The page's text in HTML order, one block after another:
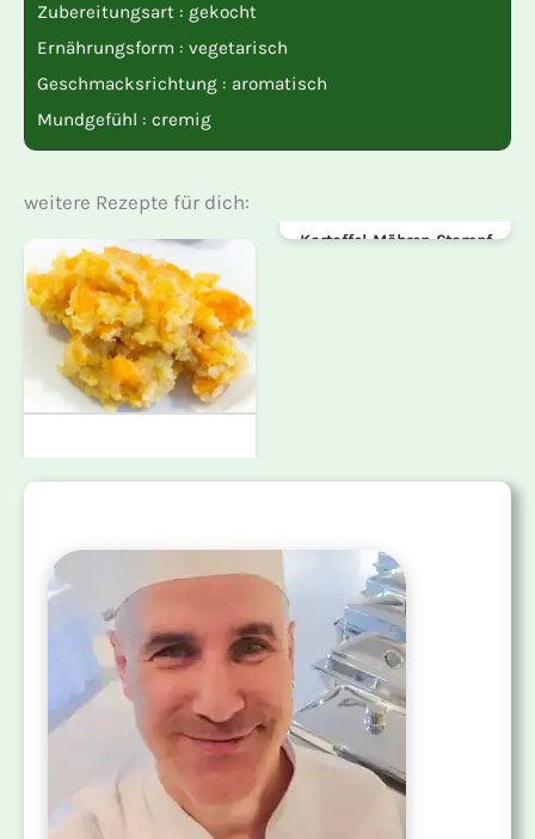
Zubereitungsart : gekocht
Ernährungsform : vegetarisch
Geschmacksrichtung : aromatisch
Mundgefühl : cremig
weitere Rezepte für dich:
Kartoffel-Möhren-Stampf